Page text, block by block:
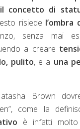
concetto di
risiede l’ombra
senza mai
a creare
pulito, e a una
Brown
come la
è infatti